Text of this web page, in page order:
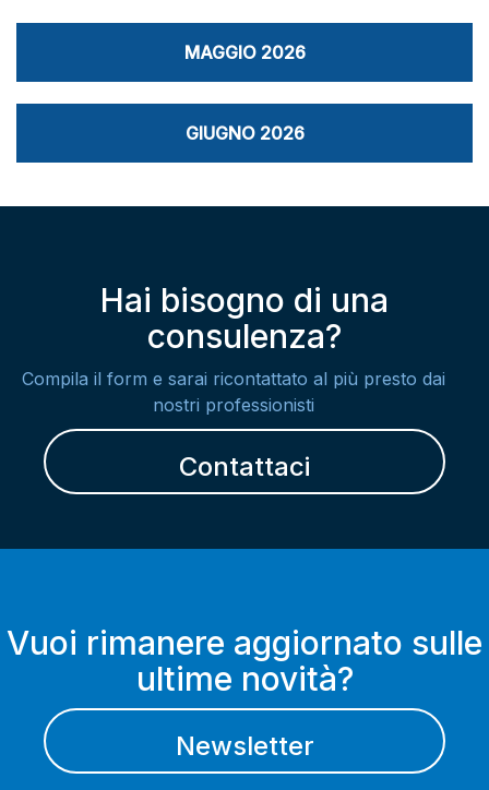
MAGGIO 2026
GIUGNO 2026
Hai bisogno di una
consulenza?
Compila il form e sarai ricontattato al più presto dai
nostri professionisti
Contattaci
Vuoi rimanere aggiornato sulle
ultime novità?
Newsletter